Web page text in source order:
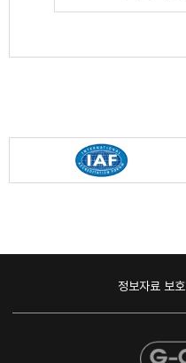
정보자료 보호